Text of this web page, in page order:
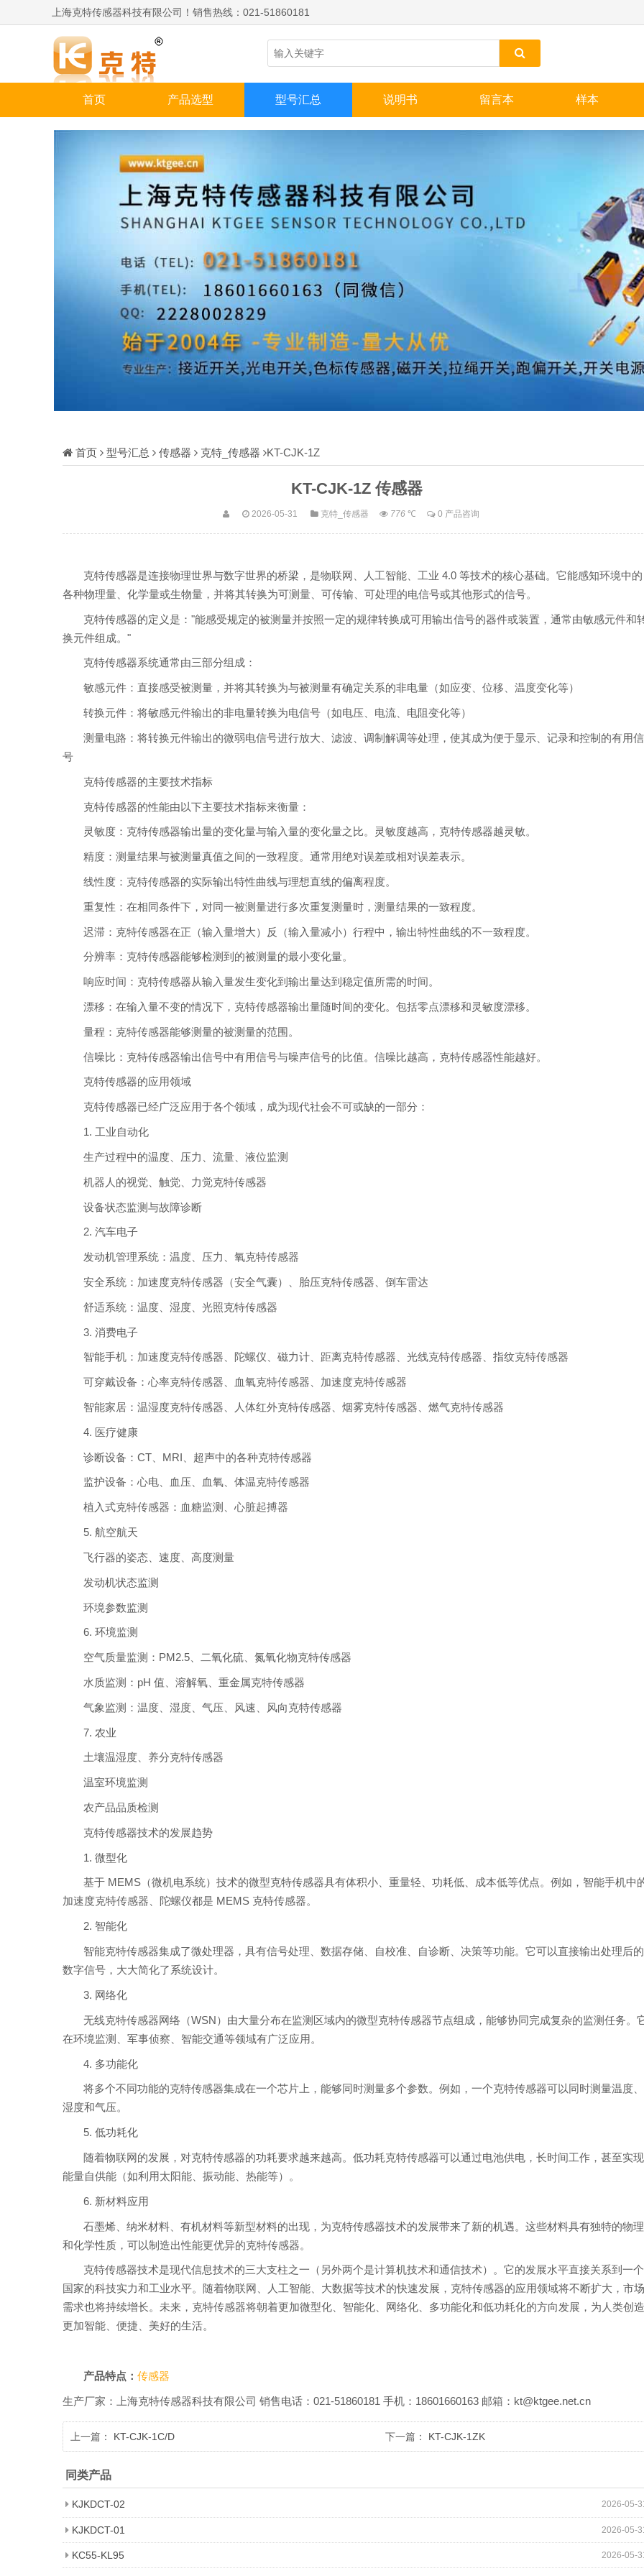
上海克特传感器科技有限公司！销售热线：021-51860181
首页 产品选型 型号汇总 说明书 留言本 样本
首页 型号汇总 传感器 克特_传感器 KT-CJK-1Z
KT-CJK-1Z 传感器
2026-05-31 克特_传感器 776 ℃ 0 产品咨询
克特传感器是连接物理世界与数字世界的桥梁，是物联网、人工智能、工业 4.0 等技术的核心基础。它能感知环境中的
各种物理量、化学量或生物量，并将其转换为可测量、可传输、可处理的电信号或其他形式的信号。
克特传感器的定义是："能感受规定的被测量并按照一定的规律转换成可用输出信号的器件或装置，通常由敏感元件和
换元件组成。"
克特传感器系统通常由三部分组成：
敏感元件：直接感受被测量，并将其转换为与被测量有确定关系的非电量（如应变、位移、温度变化等）
转换元件：将敏感元件输出的非电量转换为电信号（如电压、电流、电阻变化等）
测量电路：将转换元件输出的微弱电信号进行放大、滤波、调制解调等处理，使其成为便于显示、记录和控制的有用信
号
克特传感器的主要技术指标
克特传感器的性能由以下主要技术指标来衡量：
灵敏度：克特传感器输出量的变化量与输入量的变化量之比。灵敏度越高，克特传感器越灵敏。
精度：测量结果与被测量真值之间的一致程度。通常用绝对误差或相对误差表示。
线性度：克特传感器的实际输出特性曲线与理想直线的偏离程度。
重复性：在相同条件下，对同一被测量进行多次重复测量时，测量结果的一致程度。
迟滞：克特传感器在正（输入量增大）反（输入量减小）行程中，输出特性曲线的不一致程度。
分辨率：克特传感器能够检测到的被测量的最小变化量。
响应时间：克特传感器从输入量发生变化到输出量达到稳定值所需的时间。
漂移：在输入量不变的情况下，克特传感器输出量随时间的变化。包括零点漂移和灵敏度漂移。
量程：克特传感器能够测量的被测量的范围。
信噪比：克特传感器输出信号中有用信号与噪声信号的比值。信噪比越高，克特传感器性能越好。
克特传感器的应用领域
克特传感器已经广泛应用于各个领域，成为现代社会不可或缺的一部分：
1. 工业自动化
生产过程中的温度、压力、流量、液位监测
机器人的视觉、触觉、力觉克特传感器
设备状态监测与故障诊断
2. 汽车电子
发动机管理系统：温度、压力、氧克特传感器
安全系统：加速度克特传感器（安全气囊）、胎压克特传感器、倒车雷达
舒适系统：温度、湿度、光照克特传感器
3. 消费电子
智能手机：加速度克特传感器、陀螺仪、磁力计、距离克特传感器、光线克特传感器、指纹克特传感器
可穿戴设备：心率克特传感器、血氧克特传感器、加速度克特传感器
智能家居：温湿度克特传感器、人体红外克特传感器、烟雾克特传感器、燃气克特传感器
4. 医疗健康
诊断设备：CT、MRI、超声中的各种克特传感器
监护设备：心电、血压、血氧、体温克特传感器
植入式克特传感器：血糖监测、心脏起搏器
5. 航空航天
飞行器的姿态、速度、高度测量
发动机状态监测
环境参数监测
6. 环境监测
空气质量监测：PM2.5、二氧化硫、氮氧化物克特传感器
水质监测：pH 值、溶解氧、重金属克特传感器
气象监测：温度、湿度、气压、风速、风向克特传感器
7. 农业
土壤温湿度、养分克特传感器
温室环境监测
农产品品质检测
克特传感器技术的发展趋势
1. 微型化
基于 MEMS（微机电系统）技术的微型克特传感器具有体积小、重量轻、功耗低、成本低等优点。例如，智能手机中
加速度克特传感器、陀螺仪都是 MEMS 克特传感器。
2. 智能化
智能克特传感器集成了微处理器，具有信号处理、数据存储、自校准、自诊断、决策等功能。它可以直接输出处理后的
数字信号，大大简化了系统设计。
3. 网络化
无线克特传感器网络（WSN）由大量分布在监测区域内的微型克特传感器节点组成，能够协同完成复杂的监测任务。
在环境监测、军事侦察、智能交通等领域有广泛应用。
4. 多功能化
将多个不同功能的克特传感器集成在一个芯片上，能够同时测量多个参数。例如，一个克特传感器可以同时测量温度、
湿度和气压。
5. 低功耗化
随着物联网的发展，对克特传感器的功耗要求越来越高。低功耗克特传感器可以通过电池供电，长时间工作，甚至实现
能量自供能（如利用太阳能、振动能、热能等）。
6. 新材料应用
石墨烯、纳米材料、有机材料等新型材料的出现，为克特传感器技术的发展带来了新的机遇。这些材料具有独特的物理
和化学性质，可以制造出性能更优异的克特传感器。
克特传感器技术是现代信息技术的三大支柱之一（另外两个是计算机技术和通信技术）。它的发展水平直接关系到一个
国家的科技实力和工业水平。随着物联网、人工智能、大数据等技术的快速发展，克特传感器的应用领域将不断扩大，市场
需求也将持续增长。未来，克特传感器将朝着更加微型化、智能化、网络化、多功能化和低功耗化的方向发展，为人类创造
更加智能、便捷、美好的生活。
产品特点：传感器
生产厂家：上海克特传感器科技有限公司 销售电话：021-51860181 手机：18601660163 邮箱：kt@ktgee.net.cn
上一篇： KT-CJK-1C/D 下一篇： KT-CJK-1ZK
同类产品
2026-05-
KJKDCT-02
2026-05-
KJKDCT-01
2026-05-
KC55-KL95